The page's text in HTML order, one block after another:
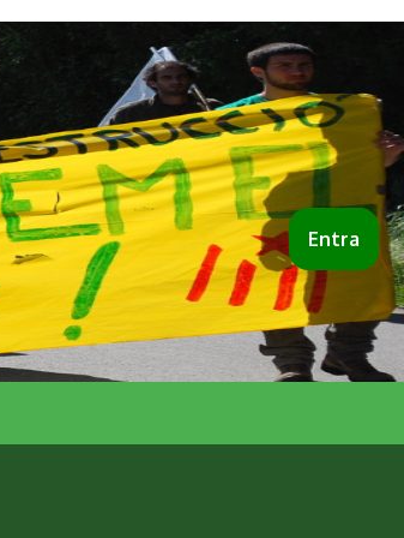
Entra